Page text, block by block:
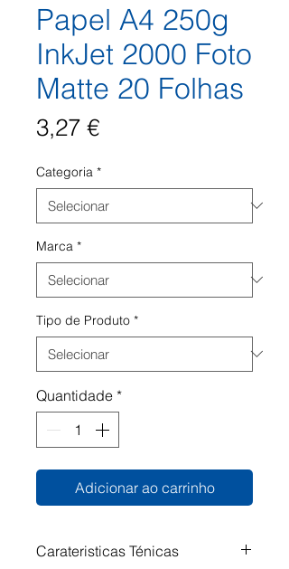
Papel A4 250g
InkJet 2000 Foto
Matte 20 Folhas
3,27 €Preço
Categoria *
Marca *
Tipo de Produto *
Quantidade *
Adicionar ao carrinho
Carateristicas Ténicas